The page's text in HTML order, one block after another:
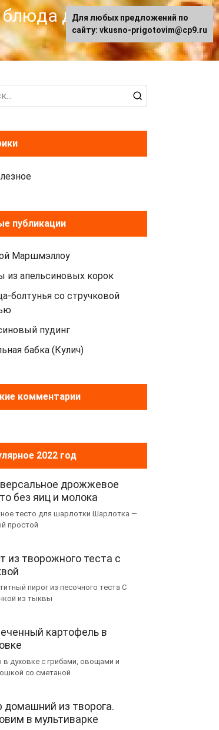
блюда для
публикации
Маршмэллоу
из апельсиновых корок
болтунья со стручковой
пудинг
бабка (Кулич)
комментарии
2022 год
дрожжевое
без яиц и молока
тесто для шарлотки Шарлотка —
простой
из творожного теста с
пирог из песочного теста С
из тыквы
картофель в
в духовке с грибами, овощами и
со сметаной
домашний из творога.
в мультиварке
Для любых предложений по
сайту: vkusno-prigotovim@cp9.ru